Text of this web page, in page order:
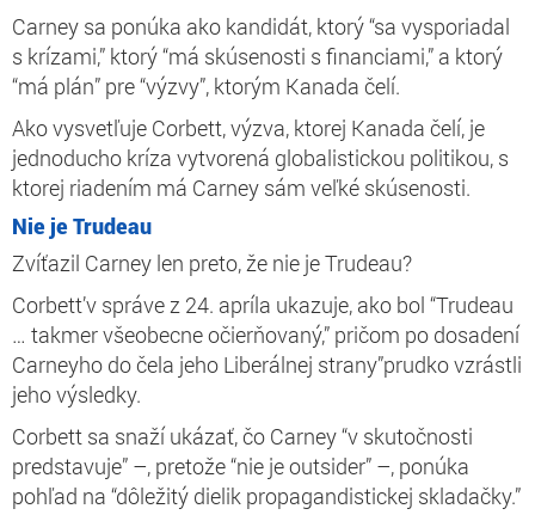
Carney sa ponúka ako kandidát, ktorý “sa vysporiadal
s krízami,” ktorý “má skúsenosti s financiami,” a ktorý
“má plán” pre “výzvy”, ktorým Kanada čelí.
Ako vysvetľuje Corbett, výzva, ktorej Kanada čelí, je
jednoducho kríza vytvorená globalistickou politikou, s
ktorej riadením má Carney sám veľké skúsenosti.
Nie je Trudeau
Zvíťazil Carney len preto, že nie je Trudeau?
Corbett’v správe z 24. apríla ukazuje, ako bol “Trudeau
… takmer všeobecne očierňovaný,” pričom po dosadení
Carneyho do čela jeho Liberálnej strany”prudko vzrástli
jeho výsledky.
Corbett sa snaží ukázať, čo Carney “v skutočnosti
predstavuje” –, pretože “nie je outsider” –, ponúka
pohľad na “dôležitý dielik propagandistickej skladačky.”